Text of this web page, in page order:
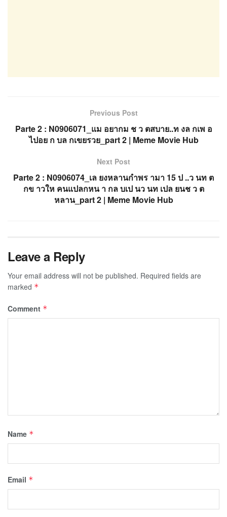
Previous Post
Parte 2 : N0906071_แม อยากม ช ว ตสบาย..ท งล กเพ อ
ไปอย ก บล กเขยรวย_part 2 | Meme Movie Hub
Next Post
Parte 2 : N0906074_เล ยงหลานกำพร ามา 15 ป ..ว นท ต
กข าวให คนแปลกหน า กล บเป นว นท เปล ยนช ว ต
หลาน_part 2 | Meme Movie Hub
Leave a Reply
Your email address will not be published. Required fields are
marked *
Comment *
Name *
Email *